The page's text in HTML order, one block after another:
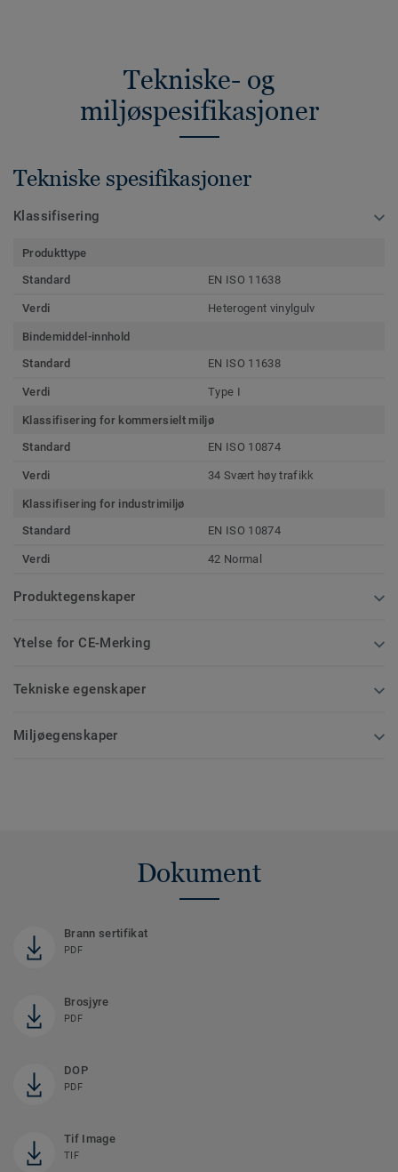
Tekniske- og
miljøspesifikasjoner
Tekniske spesifikasjoner
Klassifisering
Produkttype
Standard
EN ISO 11638
Verdi Heterogent vinylgulv
Bindemiddel-innhold
Standard
EN ISO 11638
Verdi Type I
Klassifisering for kommersielt miljø
Standard
EN ISO 10874
Verdi 34 Svært høy trafikk
Klassifisering for industrimiljø
Standard
EN ISO 10874
Verdi 42 Normal
Produktegenskaper
Ytelse for CE-Merking
Tekniske egenskaper
Miljøegenskaper
Dokument
Brann sertifikat
PDF
Brosjyre
PDF
DOP
PDF
Tif Image
TIF